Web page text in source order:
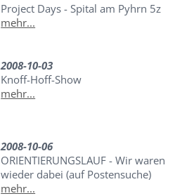
Project Days - Spital am Pyhrn 5z
mehr...
2008-10-03
Knoff-Hoff-Show
mehr...
2008-10-06
ORIENTIERUNGSLAUF - Wir waren
wieder dabei (auf Postensuche)
mehr...